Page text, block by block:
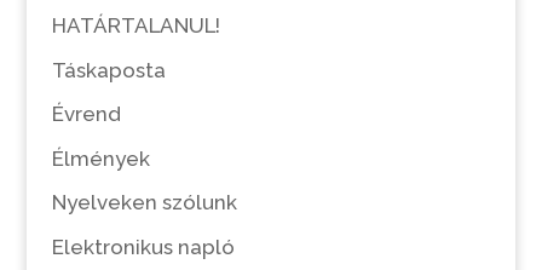
HATÁRTALANUL!
Táskaposta
Évrend
Élmények
Nyelveken szólunk
Elektronikus napló